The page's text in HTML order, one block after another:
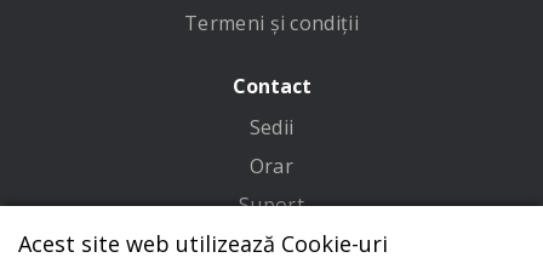
Termeni și condiții
Contact
Sedii
Orar
Suport
Adresa
Acest site web utilizează Cookie-uri